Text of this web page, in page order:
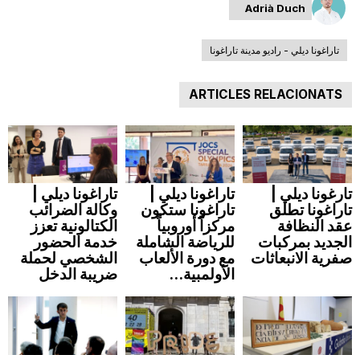
Adrià Duch
تاراغونا ديلي - راديو مدينة تاراغونا
ARTICLES RELACIONATS
تاراغونا ديلي |
وكالة الضرائب
الكتالونية تعزز
خدمة الحضور
الشخصي لحملة
ضريبة الدخل
تاراغونا ديلي |
تاراغونا ستكون
مركزاً أوروبياً
للرياضة الشاملة
مع دورة الألعاب
الأولمبية...
تارغونا ديلي |
تاراغونا تطلق
عقد النظافة
الجديد بمركبات
صفرية الانبعاثات